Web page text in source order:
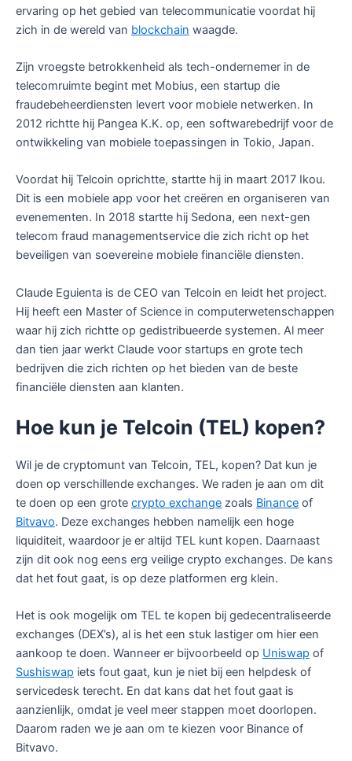
ervaring op het gebied van telecommunicatie voordat hij
zich in de wereld van blockchain waagde.
Zijn vroegste betrokkenheid als tech-ondernemer in de
telecomruimte begint met Mobius, een startup die
fraudebeheerdiensten levert voor mobiele netwerken. In
2012 richtte hij Pangea K.K. op, een softwarebedrijf voor de
ontwikkeling van mobiele toepassingen in Tokio, Japan.
Voordat hij Telcoin oprichtte, startte hij in maart 2017 Ikou.
Dit is een mobiele app voor het creëren en organiseren van
evenementen. In 2018 startte hij Sedona, een next-gen
telecom fraud managementservice die zich richt op het
beveiligen van soevereine mobiele financiële diensten.
Claude Eguienta is de CEO van Telcoin en leidt het project.
Hij heeft een Master of Science in computerwetenschappen
waar hij zich richtte op gedistribueerde systemen. Al meer
dan tien jaar werkt Claude voor startups en grote tech
bedrijven die zich richten op het bieden van de beste
financiële diensten aan klanten.
Hoe kun je Telcoin (TEL) kopen?
Wil je de cryptomunt van Telcoin, TEL, kopen? Dat kun je
doen op verschillende exchanges. We raden je aan om dit
te doen op een grote crypto exchange zoals Binance of
Bitvavo. Deze exchanges hebben namelijk een hoge
liquiditeit, waardoor je er altijd TEL kunt kopen. Daarnaast
zijn dit ook nog eens erg veilige crypto exchanges. De kans
dat het fout gaat, is op deze platformen erg klein.
Het is ook mogelijk om TEL te kopen bij gedecentraliseerde
exchanges (DEX’s), al is het een stuk lastiger om hier een
aankoop te doen. Wanneer er bijvoorbeeld op Uniswap of
Sushiswap iets fout gaat, kun je niet bij een helpdesk of
servicedesk terecht. En dat kans dat het fout gaat is
aanzienlijk, omdat je veel meer stappen moet doorlopen.
Daarom raden we je aan om te kiezen voor Binance of
Bitvavo.